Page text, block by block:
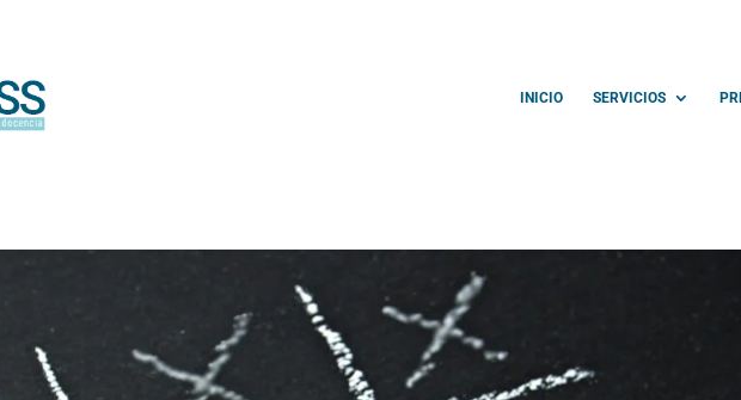
INICIO SERVICIOS